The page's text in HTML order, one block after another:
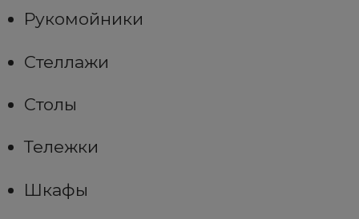
Рукомойники
Стеллажи
Столы
Тележки
Шкафы